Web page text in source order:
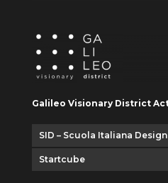
Galileo Visionary District
SID – Scuola Italiana Design
Startcube